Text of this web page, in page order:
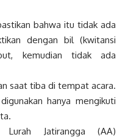
bahwa itu tidak ada
dengan bil (kwitansi
kemudian tidak ada
saat tiba di tempat acara.
hanya mengikuti
Jatirangga (AA)